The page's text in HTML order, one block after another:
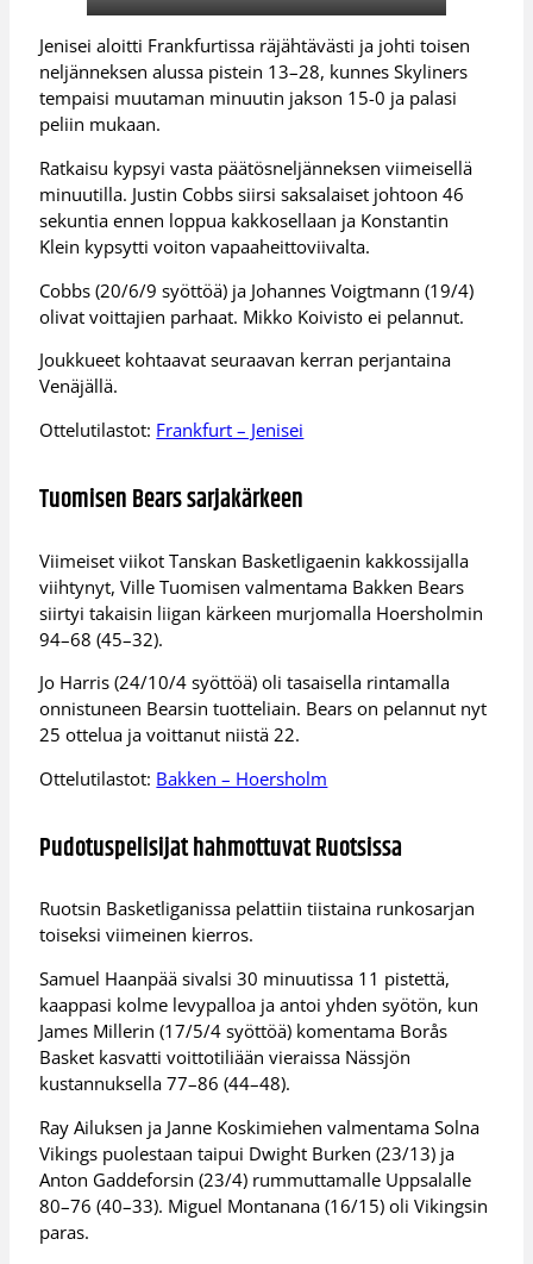
Jenisei aloitti Frankfurtissa räjähtävästi ja johti toisen
neljänneksen alussa pistein 13–28, kunnes Skyliners
tempaisi muutaman minuutin jakson 15-0 ja palasi
peliin mukaan.
Ratkaisu kypsyi vasta päätösneljänneksen viimeisellä
minuutilla. Justin Cobbs siirsi saksalaiset johtoon 46
sekuntia ennen loppua kakkosellaan ja Konstantin
Klein kypsytti voiton vapaaheittoviivalta.
Cobbs (20/6/9 syöttöä) ja Johannes Voigtmann (19/4)
olivat voittajien parhaat. Mikko Koivisto ei pelannut.
Joukkueet kohtaavat seuraavan kerran perjantaina
Venäjällä.
Ottelutilastot: Frankfurt – Jenisei
Tuomisen Bears sarjakärkeen
Viimeiset viikot Tanskan Basketligaenin kakkossijalla
viihtynyt, Ville Tuomisen valmentama Bakken Bears
siirtyi takaisin liigan kärkeen murjomalla Hoersholmin
94–68 (45–32).
Jo Harris (24/10/4 syöttöä) oli tasaisella rintamalla
onnistuneen Bearsin tuotteliain. Bears on pelannut nyt
25 ottelua ja voittanut niistä 22.
Ottelutilastot: Bakken – Hoersholm
Pudotuspelisijat hahmottuvat Ruotsissa
Ruotsin Basketliganissa pelattiin tiistaina runkosarjan
toiseksi viimeinen kierros.
Samuel Haanpää sivalsi 30 minuutissa 11 pistettä,
kaappasi kolme levypalloa ja antoi yhden syötön, kun
James Millerin (17/5/4 syöttöä) komentama Borås
Basket kasvatti voittotiliään vieraissa Nässjön
kustannuksella 77–86 (44–48).
Ray Ailuksen ja Janne Koskimiehen valmentama Solna
Vikings puolestaan taipui Dwight Burken (23/13) ja
Anton Gaddeforsin (23/4) rummuttamalle Uppsalalle
80–76 (40–33). Miguel Montanana (16/15) oli Vikingsin
paras.